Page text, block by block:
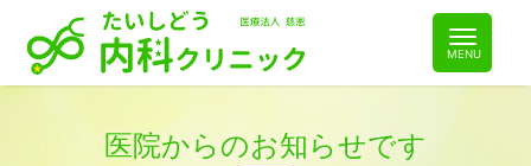
医院からのお知らせです